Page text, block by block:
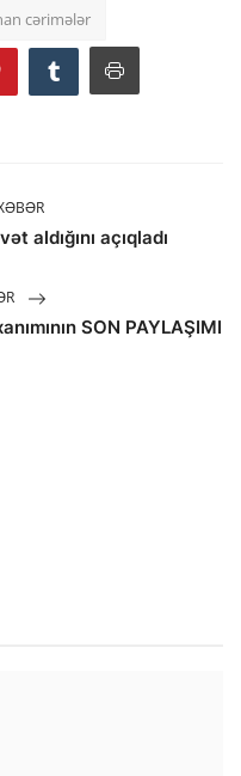
cərimələr
aldığını açıqladı
SON PAYLAŞIMI